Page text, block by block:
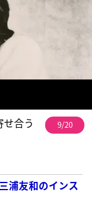
合う
9/20
浦友和のインス